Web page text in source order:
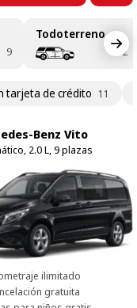
9
Todoterreno
2
tarjeta de crédito 11
Benz Vito
2.0 L, 9 plazas
ilimitado
gratuita